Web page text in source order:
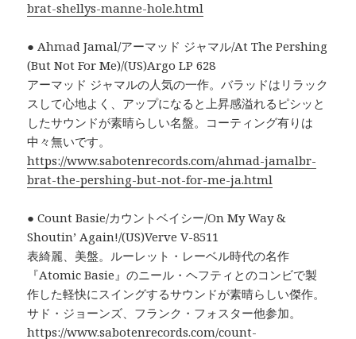
brat-shellys-manne-hole.html
● Ahmad Jamal/アーマッド ジャマル/At The Pershing
(But Not For Me)/(US)Argo LP 628
アーマッド ジャマルの人気の一作。バラッドはリラック
スして心地よく、アップになると上昇感溢れるピシッと
したサウンドが素晴らしい名盤。コーティング有りは
中々無いです。
https://www.sabotenrecords.com/ahmad-jamalbr-
brat-the-pershing-but-not-for-me-ja.html
● Count Basie/カウントベイシー/On My Way &
Shoutin’ Again!/(US)Verve V-8511
表綺麗、美盤。ルーレット・レーベル時代の名作
『Atomic Basie』のニール・ヘフティとのコンビで製
作した軽快にスイングするサウンドが素晴らしい傑作。
サド・ジョーンズ、フランク・フォスター他参加。
https://www.sabotenrecords.com/count-